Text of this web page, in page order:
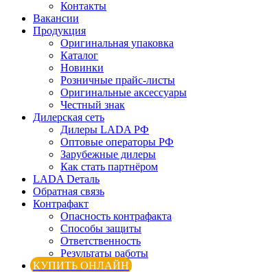
Контакты
Вакансии
Продукция
Оригинальная упаковка
Каталог
Новинки
Розничные прайс-листы
Оригинальные аксессуары
Честный знак
Дилерская сеть
Дилеры LADA РФ
Оптовые операторы РФ
Зарубежные дилеры
Как стать партнёром
LADA Dеталь
Обратная связь
Контрафакт
Опасность контрафакта
Способы защиты
Ответственность
Результаты работы
КУПИТЬ ОНЛАЙН